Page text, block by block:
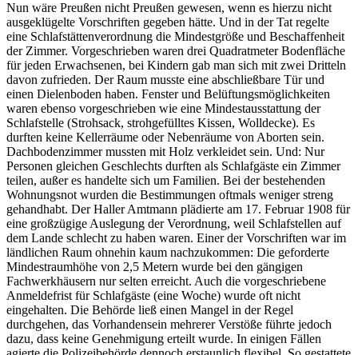
Nun wäre Preußen nicht Preußen gewesen, wenn es hierzu nicht
ausgeklügelte Vorschriften gegeben hätte. Und in der Tat regelte
eine Schlafstättenverordnung die Mindestgröße und Beschaffenheit
der Zimmer. Vorgeschrieben waren drei Quadratmeter Bodenfläche
für jeden Erwachsenen, bei Kindern gab man sich mit zwei Dritteln
davon zufrieden. Der Raum musste eine abschließbare Tür und
einen Dielenboden haben. Fenster und Belüftungsmöglichkeiten
waren ebenso vorgeschrieben wie eine Mindestausstattung der
Schlafstelle (Strohsack, strohgefülltes Kissen, Wolldecke). Es
durften keine Kellerräume oder Nebenräume von Aborten sein.
Dachbodenzimmer mussten mit Holz verkleidet sein. Und: Nur
Personen gleichen Geschlechts durften als Schlafgäste ein Zimmer
teilen, außer es handelte sich um Familien. Bei der bestehenden
Wohnungsnot wurden die Bestimmungen oftmals weniger streng
gehandhabt. Der Haller Amtmann plädierte am 17. Februar 1908 für
eine großzügige Auslegung der Verordnung, weil Schlafstellen auf
dem Lande schlecht zu haben waren. Einer der Vorschriften war im
ländlichen Raum ohnehin kaum nachzukommen: Die geforderte
Mindestraumhöhe von 2,5 Metern wurde bei den gängigen
Fachwerkhäusern nur selten erreicht. Auch die vorgeschriebene
Anmeldefrist für Schlafgäste (eine Woche) wurde oft nicht
eingehalten. Die Behörde ließ einen Mangel in der Regel
durchgehen, das Vorhandensein mehrerer Verstöße führte jedoch
dazu, dass keine Genehmigung erteilt wurde. In einigen Fällen